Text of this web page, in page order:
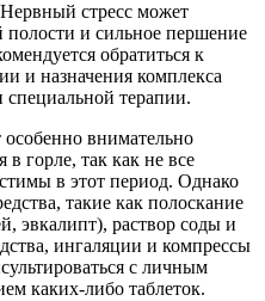
стресс может
полости и сильное першение
обратиться к
и назначения комплекса
терапии.
внимательно
горле, так как не все
в этот период. Однако
такие как полоскание
эвкалипт), раствор соды и
ингаляции и компрессы
с личным
каких-либо таблеток.